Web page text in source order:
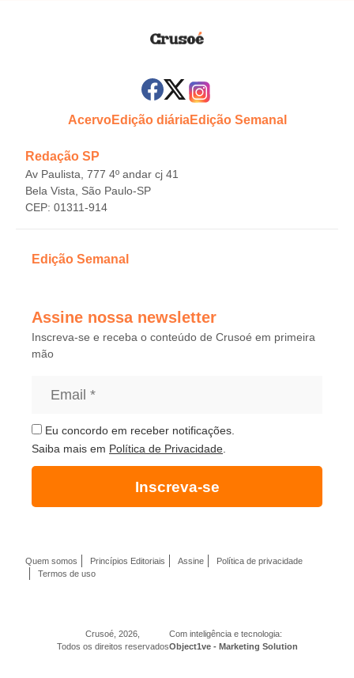
AcervoEdição diáriaEdição Semanal
Redação SP
Av Paulista, 777 4º andar cj 41
Bela Vista, São Paulo-SP
CEP: 01311-914
Edição Semanal
Assine nossa newsletter
Inscreva-se e receba o conteúdo de Crusoé em primeira
mão
Eu concordo em receber notificações.
Saiba mais em Política de Privacidade.
Inscreva-se
Crusoé, 2026,
Todos os direitos reservados
Com inteligência e tecnologia:
Object1ve - Marketing Solution
Quem somos Princípios Editoriais Assine
Política de privacidade
Termos de uso